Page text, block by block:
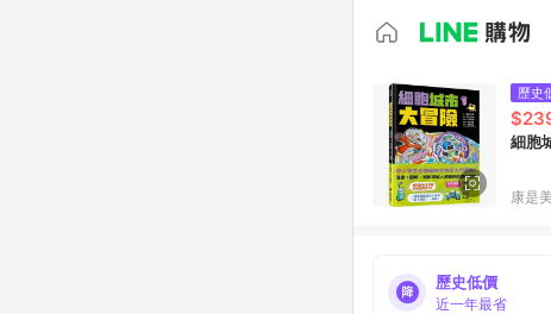
歷史
細胞
康是
歷史低價
近一年最省